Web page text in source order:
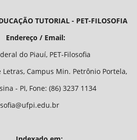
TUTORIAL - PET-FILOSOFIA
Filosofia
Min. Petrônio Portela,
(86) 3237 1134